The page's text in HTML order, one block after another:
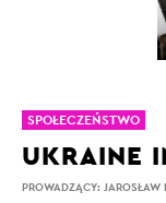
PROWADZĄCY: JAROSŁAW
UKRAINE
SPOŁECZEŃSTWO